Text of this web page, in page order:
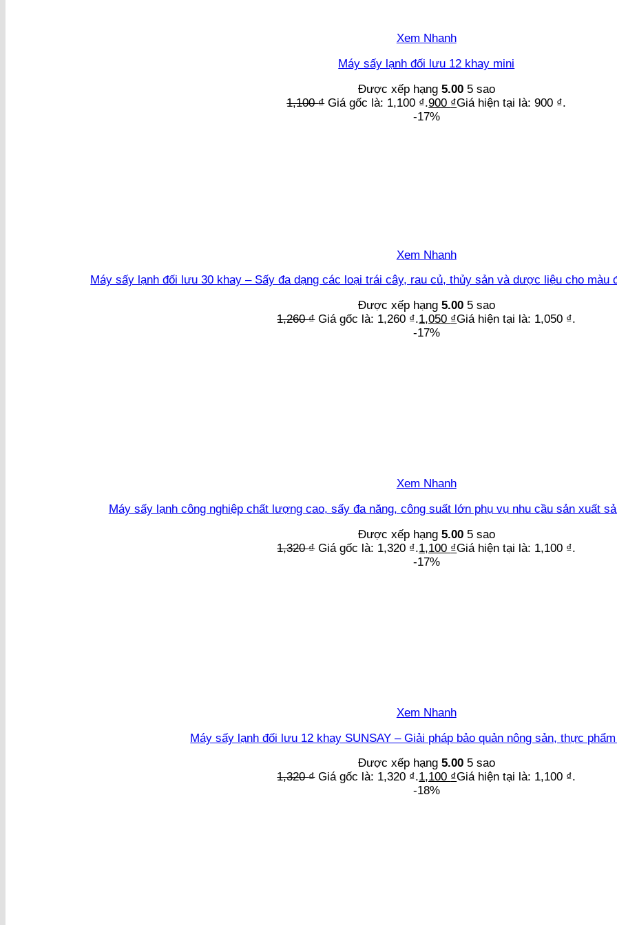
Xem Nhanh
Máy sấy lạnh đối lưu 12 khay mini
Được xếp hạng 5.005 sao
1,100₫ Giá gốc là: 1,100 ₫.900 ₫Giá hiện tại là: 900 ₫.
-17%
Xem Nhanh
Máy sấy lạnh đối lưu 30 khay – Sấy đa dạng các loại trái cây, rau củ, thủy sản và dược liệu cho màu
Được xếp hạng 5.005 sao
1,260₫ Giá gốc là: 1,260 ₫.1,050 ₫Giá hiện tại là: 1,050 ₫.
-17%
Xem Nhanh
Máy sấy lạnh công nghiệp chất lượng cao, sấy đa năng, công suất lớn phụ vụ nhu cầu sản xuất
Được xếp hạng 5.005 sao
1,320₫ Giá gốc là: 1,320 ₫.1,100 ₫Giá hiện tại là: 1,100 ₫.
-17%
Xem Nhanh
Máy sấy lạnh đối lưu 12 khay SUNSAY – Giải pháp bảo quản nông sản, thực
Được xếp hạng 5.005 sao
1,320₫ Giá gốc là: 1,320 ₫.1,100 ₫Giá hiện tại là: 1,100 ₫.
-18%